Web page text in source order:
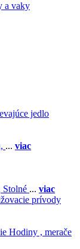
a vaky
jedlo
... viac
Stolné ... viac
prívody
Hodiny , merače